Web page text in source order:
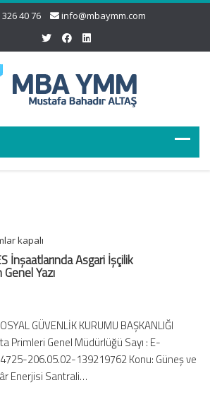
40 76 info@mbaymm.com
kapalı
İnşaatlarında Asgari İşçilik
Yazı
GÜVENLİK KURUMU BAŞKANLIĞI
Primleri Genel Müdürlüğü Sayı : E-
206.05.02-139219762 Konu: Güneş ve
Enerjisi Santrali…